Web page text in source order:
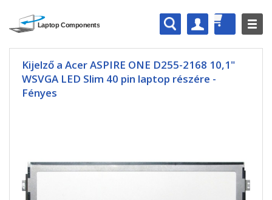
Kijelző a Acer ASPIRE ONE D255-2168 10,1"
WSVGA LED Slim 40 pin laptop részére -
Fényes